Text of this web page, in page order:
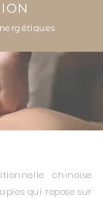
chinoise
qui repose sur